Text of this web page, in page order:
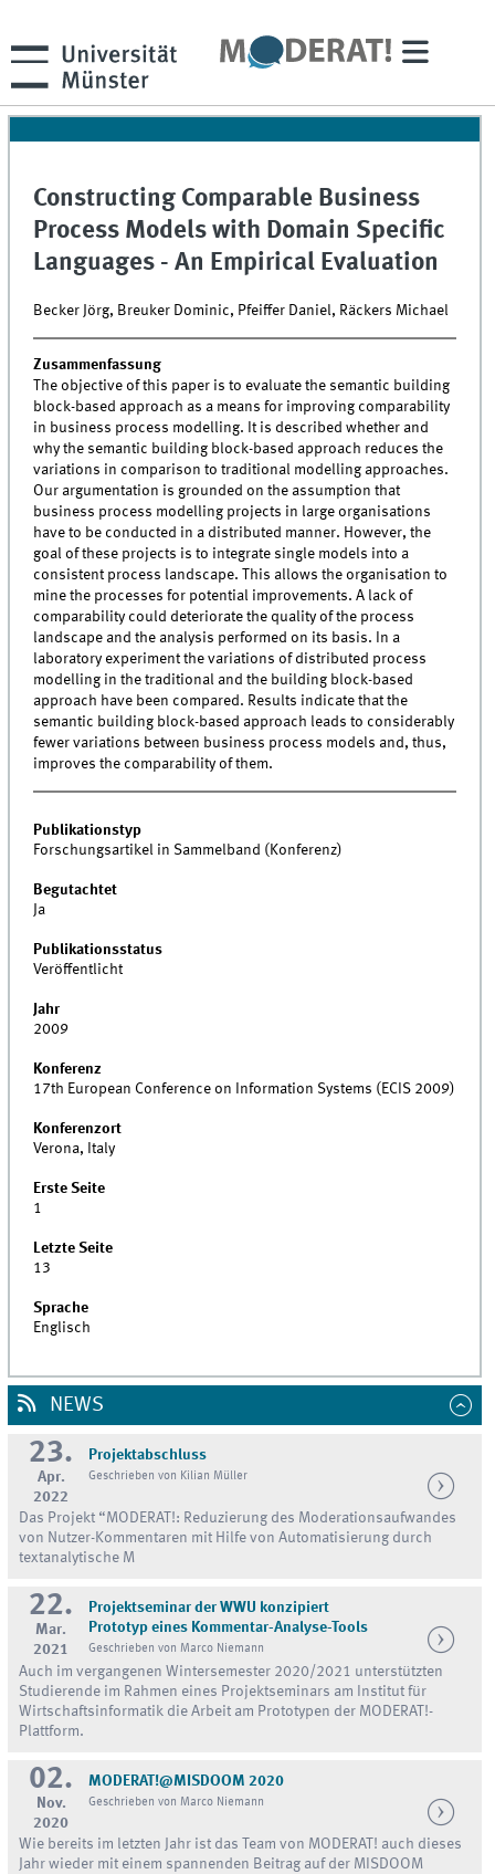
Constructing Comparable Business
Process Models with Domain Specific
Languages - An Empirical Evaluation
Becker Jörg, Breuker Dominic, Pfeiffer Daniel, Räckers Michael
Zusammenfassung
The objective of this paper is to evaluate the semantic building
block-based approach as a means for improving comparability
in business process modelling. It is described whether and
why the semantic building block-based approach reduces the
variations in comparison to traditional modelling approaches.
Our argumentation is grounded on the assumption that
business process modelling projects in large organisations
have to be conducted in a distributed manner. However, the
goal of these projects is to integrate single models into a
consistent process landscape. This allows the organisation to
mine the processes for potential improvements. A lack of
comparability could deteriorate the quality of the process
landscape and the analysis performed on its basis. In a
laboratory experiment the variations of distributed process
modelling in the traditional and the building block-based
approach have been compared. Results indicate that the
semantic building block-based approach leads to considerably
fewer variations between business process models and, thus,
improves the comparability of them.
Publikationstyp
Forschungsartikel in Sammelband (Konferenz)
Begutachtet
Ja
Publikationsstatus
Veröffentlicht
Jahr
2009
Konferenz
17th European Conference on Information Systems (ECIS 2009)
Konferenzort
Verona, Italy
Erste Seite
1
Letzte Seite
13
Sprache
Englisch
NEWS
23.
Apr.
2022
Projektabschluss
Geschrieben von Kilian Müller
Das Projekt “MODERAT!: Reduzierung des Moderationsaufwandes
von Nutzer-Kommentaren mit Hilfe von Automatisierung durch
textanalytische M
22.
Mar.
2021
Projektseminar der WWU konzipiert
Prototyp eines Kommentar-Analyse-Tools
Geschrieben von Marco Niemann
Auch im vergangenen Wintersemester 2020/2021 unterstützten
Studierende im Rahmen eines Projektseminars am Institut für
Wirtschaftsinformatik die Arbeit am Prototypen der MODERAT!-
Plattform.
02.
Nov.
2020
MODERAT!@MISDOOM 2020
Geschrieben von Marco Niemann
Wie bereits im letzten Jahr ist das Team von MODERAT! auch dieses
Jahr wieder mit einem spannenden Beitrag auf der MISDOOM